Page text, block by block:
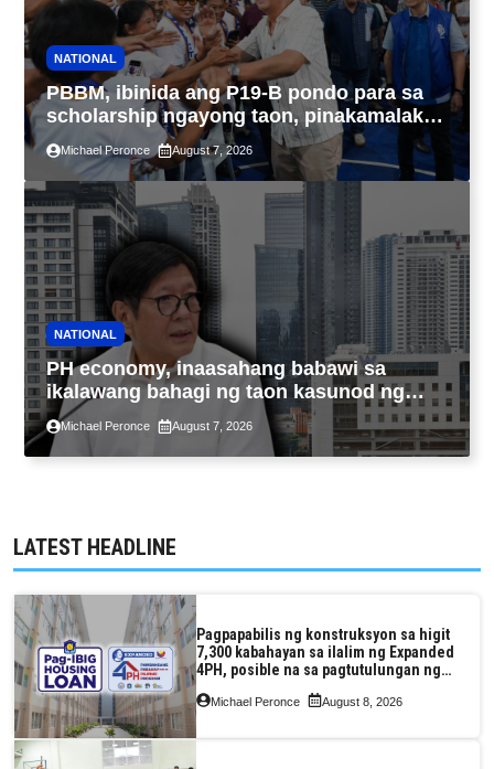
NATIONAL
PBBM, ibinida ang P19-B pondo para sa
scholarship ngayong taon, pinakamalaki
sa kasaysayan ng TESDA
Michael Peronce August 7, 2026
NATIONAL
PH economy, inaasahang babawi sa
ikalawang bahagi ng taon kasunod ng
2.3% GDP dulot ng Middle East war,
pagkaantala ng public construction
Michael Peronce August 7, 2026
LATEST HEADLINE
Pagpapabilis ng konstruksyon sa higit
7,300 kabahayan sa ilalim ng Expanded
4PH, posible na sa pagtutulungan ng
Pag-IBIG at P.A. Alvarez
Michael Peronce August 8, 2026